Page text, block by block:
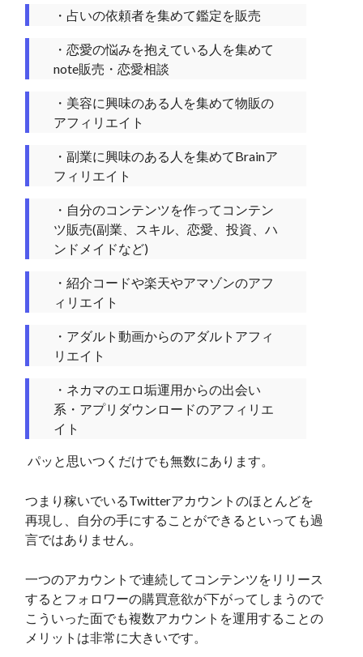
・占いの依頼者を集めて鑑定を販売
・恋愛の悩みを抱えている人を集めて
note販売・恋愛相談
・美容に興味のある人を集めて物販の
アフィリエイト
・副業に興味のある人を集めてBrainア
フィリエイト
・自分のコンテンツを作ってコンテン
ツ販売(副業、スキル、恋愛、投資、ハ
ンドメイドなど)
・紹介コードや楽天やアマゾンのアフ
ィリエイト
・アダルト動画からのアダルトアフィ
リエイト
・ネカマのエロ垢運用からの出会い
系・アプリダウンロードのアフィリエ
イト
パッと思いつくだけでも無数にあります。
つまり稼いでいるTwitterアカウントのほとんどを
再現し、自分の手にすることができるといっても過
言ではありません。
一つのアカウントで連続してコンテンツをリリース
するとフォロワーの購買意欲が下がってしまうので
こういった面でも複数アカウントを運用することの
メリットは非常に大きいです。